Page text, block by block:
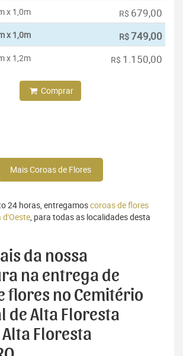
x 1,0m
R$ 679,00
x 1,0m R$749,00
x 1,2m R$ 1.150,00
Comprar
Mais Coroas de Flores
24 horas, entregamoscoroas de flores
d'Oeste, para todas as localidades desta
da nossa
na entrega de
flores no Cemitério
de Alta Floresta
Alta Floresta